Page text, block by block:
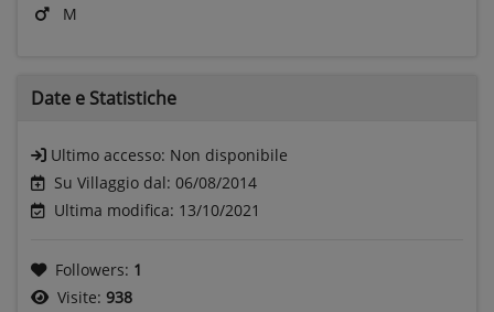
M
Date e Statistiche
Ultimo accesso: Non disponibile
Su Villaggio dal: 06/08/2014
Ultima modifica: 13/10/2021
Followers: 1
Visite: 938